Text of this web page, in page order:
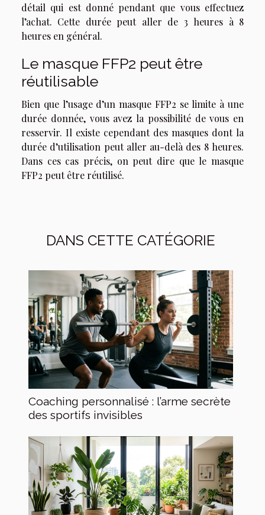
détail qui est donné pendant que vous effectuez
l’achat. Cette durée peut aller de 3 heures à 8
heures en général.
Le masque FFP2 peut être
réutilisable
Bien que l’usage d’un masque FFP2 se limite à une
durée donnée, vous avez la possibilité de vous en
resservir. Il existe cependant des masques dont la
durée d’utilisation peut aller au-delà des 8 heures.
Dans ces cas précis, on peut dire que le masque
FFP2 peut être réutilisé.
DANS CETTE CATÉGORIE
Coaching personnalisé : l’arme secrète
des sportifs invisibles